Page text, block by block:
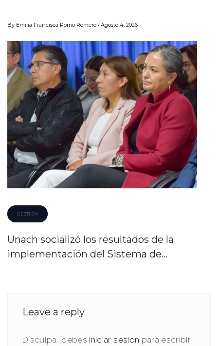
By Emilia Francisca Romo Romero Agosto 4, 2026
GESTIÓN
Unach socializó los resultados de la
implementación del Sistema de…
Leave a reply
Disculpa, debes iniciar sesión para escribir